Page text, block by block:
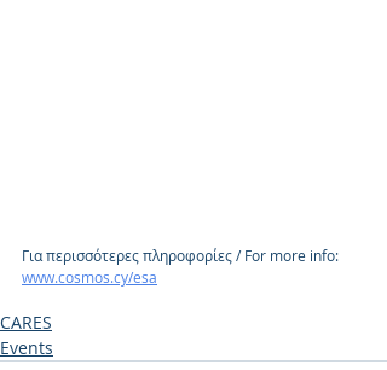
Για περισσότερες πληροφορίες / For more info:
www.cosmos.cy/esa
CARES
Events